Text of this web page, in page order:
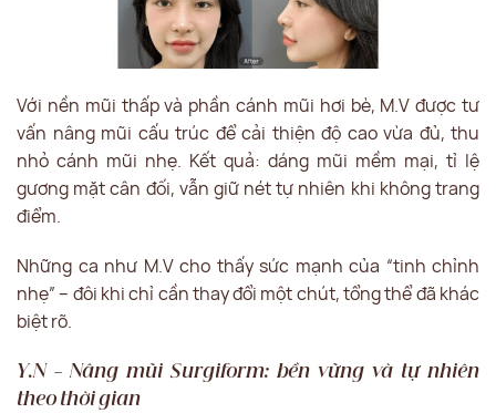
Với nền mũi thấp và phần cánh mũi hơi bè, M.V được tư
vấn nâng mũi cấu trúc để cải thiện độ cao vừa đủ, thu
nhỏ cánh mũi nhẹ. Kết quả: dáng mũi mềm mại, tỉ lệ
gương mặt cân đối, vẫn giữ nét tự nhiên khi không trang
điểm.
Những ca như M.V cho thấy sức mạnh của “tinh chỉnh
nhẹ” – đôi khi chỉ cần thay đổi một chút, tổng thể đã khác
biệt rõ.
Y.N – Nâng mũi Surgiform: bền vững và tự nhiên
theo thời gian